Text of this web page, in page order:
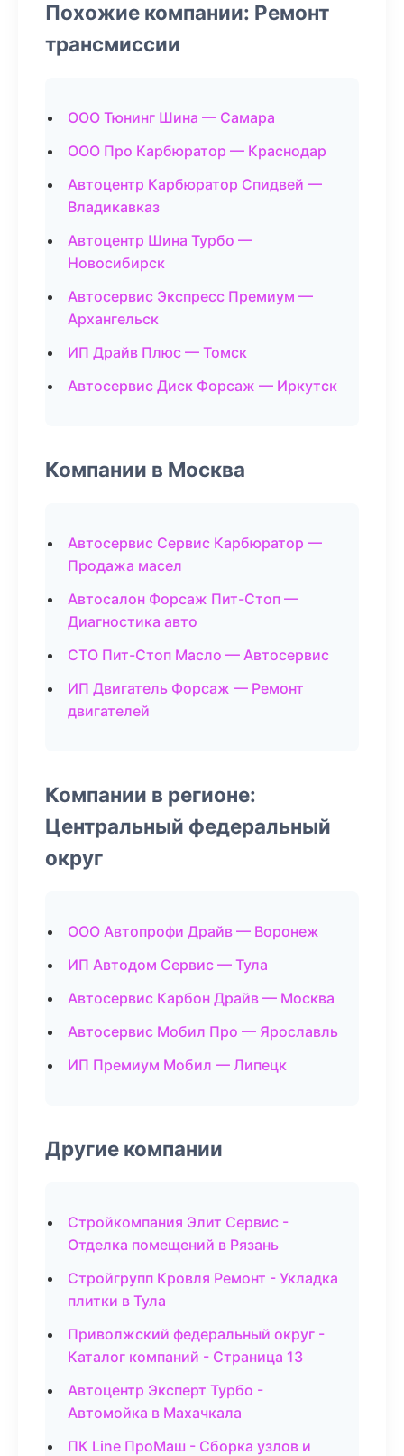
Похожие компании: Ремонт
трансмиссии
ООО Тюнинг Шина — Самара
ООО Про Карбюратор — Краснодар
Автоцентр Карбюратор Спидвей —
Владикавказ
Автоцентр Шина Турбо —
Новосибирск
Автосервис Экспресс Премиум —
Архангельск
ИП Драйв Плюс — Томск
Автосервис Диск Форсаж — Иркутск
Компании в Москва
Автосервис Сервис Карбюратор —
Продажа масел
Автосалон Форсаж Пит-Стоп —
Диагностика авто
СТО Пит-Стоп Масло — Автосервис
ИП Двигатель Форсаж — Ремонт
двигателей
Компании в регионе:
Центральный федеральный
округ
ООО Автопрофи Драйв — Воронеж
ИП Автодом Сервис — Тула
Автосервис Карбон Драйв — Москва
Автосервис Мобил Про — Ярославль
ИП Премиум Мобил — Липецк
Другие компании
Стройкомпания Элит Сервис -
Отделка помещений в Рязань
Стройгрупп Кровля Ремонт - Укладка
плитки в Тула
Приволжский федеральный округ -
Каталог компаний - Страница 13
Автоцентр Эксперт Турбо -
Автомойка в Махачкала
ПК Line ПроМаш - Сборка узлов и